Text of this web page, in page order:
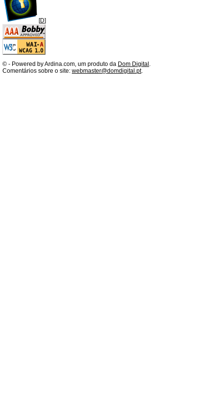
[D]
© - Powered by Ardina.com, um produto da Dom Digital .
Comentários sobre o site: webmaster@domdigital.pt.